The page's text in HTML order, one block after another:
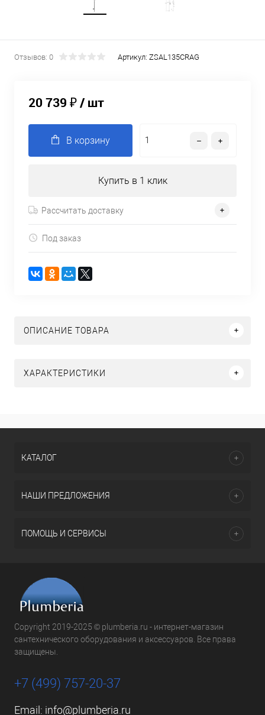
Отзывов: 0 Артикул: ZSAL135CRAG
20 739 ₽/ шт
В корзину
Купить в 1 клик
Рассчитать доставку
Под заказ
ОПИСАНИЕ ТОВАРА
ХАРАКТЕРИСТИКИ
КАТАЛОГ
НАШИ ПРЕДЛОЖЕНИЯ
ПОМОЩЬ И СЕРВИСЫ
Copyright 2019-2025 © plumberia.ru - интернет-магазин
сантехнического оборудования и аксессуаров. Все права
защищены.
+7 (499) 757-20-37
Email: info@plumberia.ru